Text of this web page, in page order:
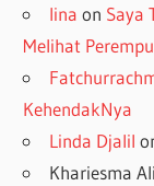
lina on Saya
Melihat
KehendakNya
Linda Djalil
Khariesma